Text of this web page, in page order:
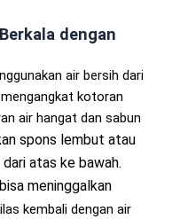
dengan
air bersih dari
kotoran
air hangat dan sabun
spons lembut atau
atas ke bawah.
meninggalkan
kembali dengan air